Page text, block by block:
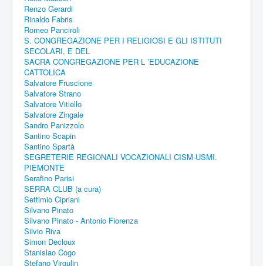
Renzo Gerardi
Rinaldo Fabris
Romeo Panciroli
S. CONGREGAZIONE PER I RELIGIOSI E GLI ISTITUTI
SECOLARI, E DEL
SACRA CONGREGAZIONE PER L ’EDUCAZIONE
CATTOLICA
Salvatore Fruscione
Salvatore Strano
Salvatore Vitiello
Salvatore Zingale
Sandro Panizzolo
Santino Scapin
Santino Spartà
SEGRETERIE REGIONALI VOCAZIONALI CISM-USMI.
PIEMONTE
Serafino Parisi
SERRA CLUB (a cura)
Settimio Cipriani
Silvano Pinato
Silvano Pinato - Antonio Fiorenza
Silvio Riva
Simon Decloux
Stanislao Cogo
Stefano Virgulin